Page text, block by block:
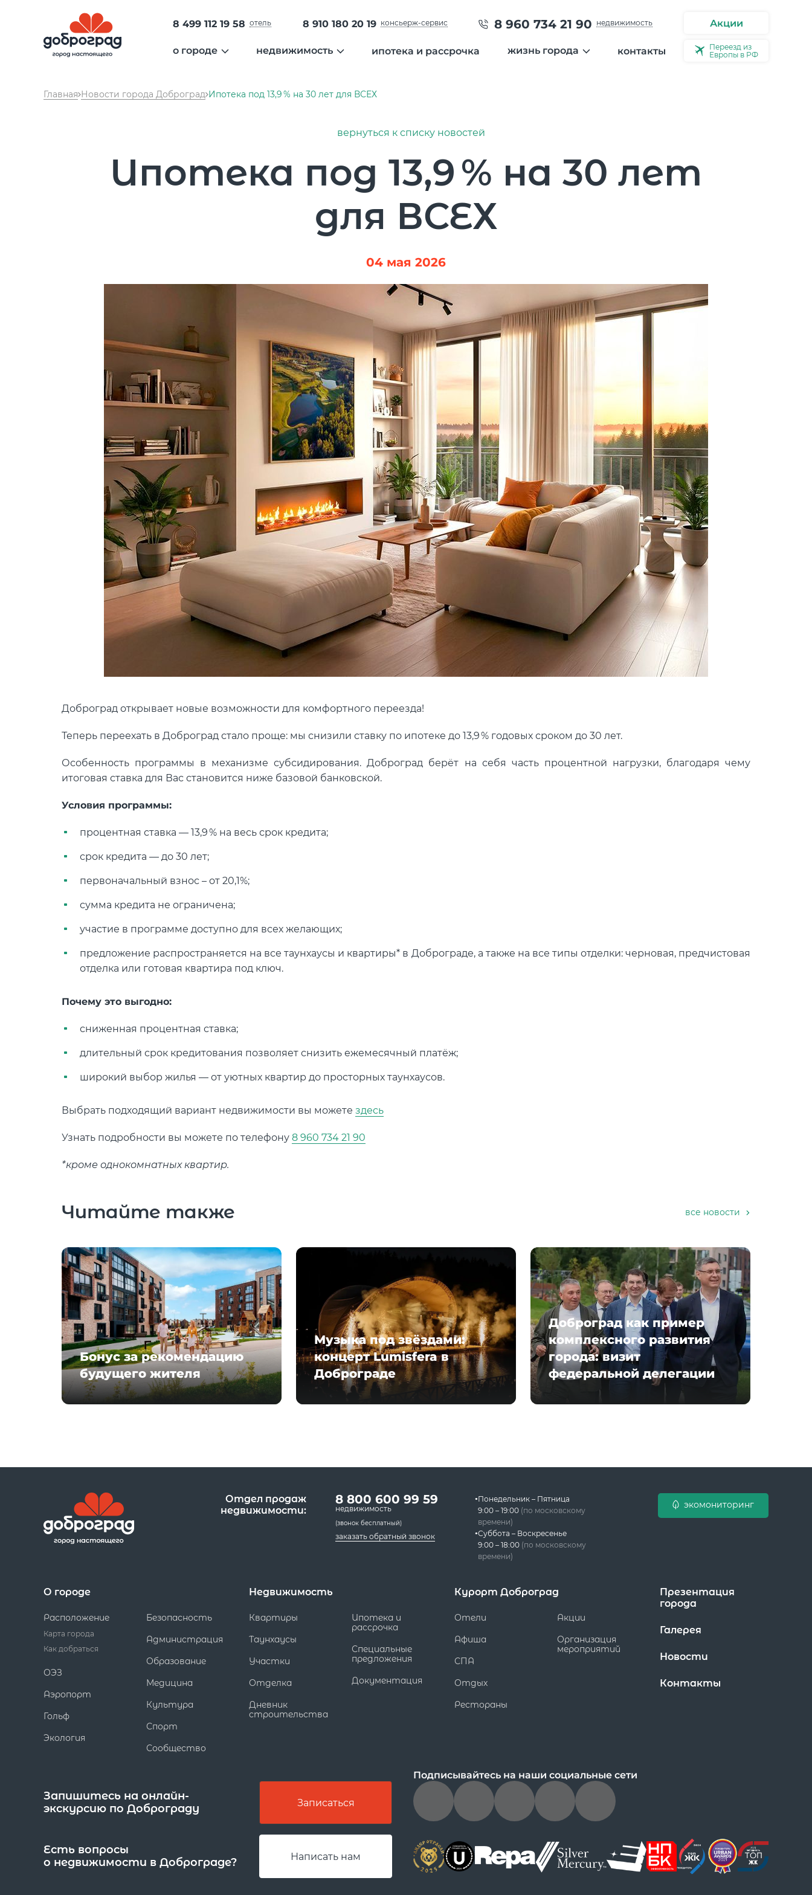
8 499 112 19 58 отель 8 910 180 20 19 консьерж-сервис 8 960 734 21 90 недвижимость Акции
о городе
администрация города
экология
сообщество
особая экономическая зона
недвижимость
таунхаусы
дневник строительства
ипотека и рассрочка жизнь города контакты
Переезд из
Европы в РФ
Главная Новости города Доброград Ипотека под 13,9 % на 30 лет для ВСЕХ
вернуться к списку новостей
Ипотека под 13,9 % на 30 лет
для ВСЕХ
04 мая 2026
Доброград открывает новые возможности для комфортного переезда!
Теперь переехать в Доброград стало проще: мы снизили ставку по ипотеке до 13,9 % годовых сроком до 30 лет.
Особенность программы в механизме субсидирования. Доброград берёт на себя часть процентной нагрузки, благодаря чему
итоговая ставка для Вас становится ниже базовой банковской.
Условия программы:
процентная ставка — 13,9 % на весь срок кредита;
срок кредита — до 30 лет;
первоначальный взнос – от 20,1%;
сумма кредита не ограничена;
участие в программе доступно для всех желающих;
предложение распространяется на все таунхаусы и квартиры* в Доброграде, а также на все типы отделки: черновая, предчистовая
отделка или готовая квартира под ключ.
Почему это выгодно:
сниженная процентная ставка;
длительный срок кредитования позволяет снизить ежемесячный платёж;
широкий выбор жилья — от уютных квартир до просторных таунхаусов.
Выбрать подходящий вариант недвижимости вы можете здесь
Узнать подробности вы можете по телефону 8 960 734 21 90
*кроме однокомнатных квартир.
Читайте также все новости
Бонус за рекомендацию
будущего жителя
Музыка под звёздами:
концерт Lumisfera в
Доброграде
Доброград как пример
комплексного развития
города: визит
федеральной делегации
Отдел продаж
недвижимости:
8 800 600 99 59
недвижимость
(звонок бесплатный)
заказать обратный звонок
Понедельник – Пятница
9:00 – 19:00 (по московскому
времени)
Суббота – Воскресенье
9:00 – 18:00 (по московскому
времени)
экомониторинг
О городе
Расположение
Карта города
Как добраться
ОЭЗ
Аэропорт
Гольф
Экология
Безопасность
Администрация
Образование
Медицина
Культура
Спорт
Сообщество
Недвижимость
Квартиры
Таунхаусы
Участки
Отделка
Дневник
строительства
Ипотека и
рассрочка
Специальные
предложения
Документация
Курорт Доброград
Отели
Афиша
СПА
Отдых
Рестораны
Акции
Организация
мероприятий
Презентация
города
Галерея
Новости
Контакты
Запишитесь на онлайн-
экскурсию по Доброграду
Записаться
Подписывайтесь на наши социальные сети
Есть вопросы
о недвижимости в Доброграде?
Написать нам
8 800 600 01 49
8 910 180 20 19
Температура
23 °C
Давление
746 мм рт. ст
? Концентрация ЛОС 0.010 мм3/м3
Концентрация CO2
Концентрация CO
В пределах нормы